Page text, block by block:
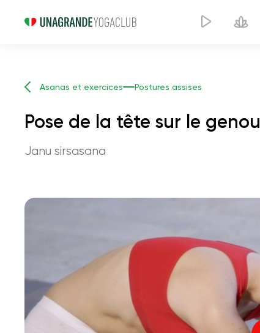
Asanas et exercices Postures assises
Pose de la tête sur le genou
Janu sirsasana